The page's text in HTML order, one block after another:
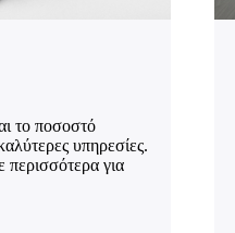
το ποσοστό
υπηρεσίες.
για